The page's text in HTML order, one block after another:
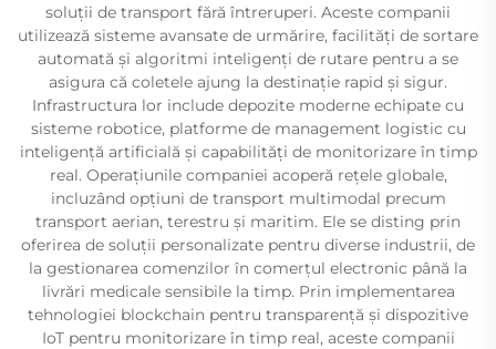
soluții de transport fără întreruperi. Aceste companii
utilizează sisteme avansate de urmărire, facilități de sortare
automată și algoritmi inteligenți de rutare pentru a se
asigura că coletele ajung la destinație rapid și sigur.
Infrastructura lor include depozite moderne echipate cu
sisteme robotice, platforme de management logistic cu
inteligență artificială și capabilități de monitorizare în timp
real. Operațiunile companiei acoperă rețele globale,
incluzând opțiuni de transport multimodal precum
transport aerian, terestru și maritim. Ele se disting prin
oferirea de soluții personalizate pentru diverse industrii, de
la gestionarea comenzilor în comerțul electronic până la
livrări medicale sensibile la timp. Prin implementarea
tehnologiei blockchain pentru transparență și dispozitive
IoT pentru monitorizare în timp real, aceste companii